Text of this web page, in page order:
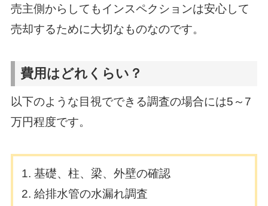
売主側からしてもインスペクションは安心して
売却するために大切なものなのです。
費用はどれくらい？
以下のような目視でできる調査の場合には5～7
万円程度です。
基礎、柱、梁、外壁の確認
給排水管の水漏れ調査